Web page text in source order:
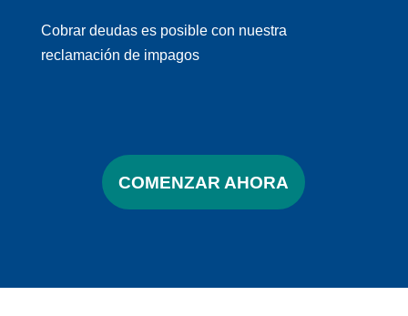
Cobrar deudas es posible con nuestra
reclamación de impagos
COMENZAR AHORA